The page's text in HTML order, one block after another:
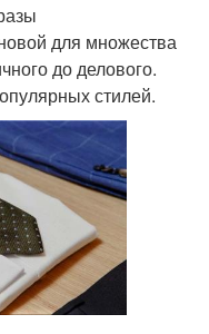
для множества
до делового.
стилей.